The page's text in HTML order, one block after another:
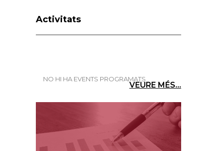
Activitats
NO HI HA EVENTS PROGRAMATS
VEURE MÉS...